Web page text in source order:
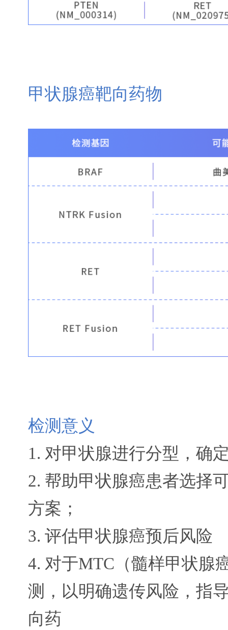
甲状腺癌靶向药物
检测意义
1. 对甲状腺进行分型，确
2. 帮助甲状腺癌患者选择
方案；
3. 评估甲状腺癌预后风险
4. 对于MTC（髓样甲状腺
测，以明确遗传风险，指
向药